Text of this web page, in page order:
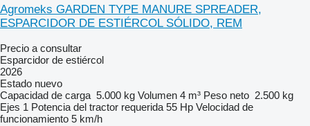
Agromeks GARDEN TYPE MANURE SPREADER,
ESPARCIDOR DE ESTIÉRCOL SÓLIDO, REM
Precio a consultar
Esparcidor de estiércol
2026
Estado nuevo
Capacidad de carga 5.000 kg Volumen 4 m³ Peso neto 2.500 kg
Ejes 1 Potencia del tractor requerida 55 Hp Velocidad de
funcionamiento 5 km/h